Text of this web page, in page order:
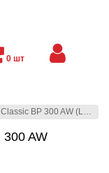
300 AW (LP36975-PWW)
AW
0 шт